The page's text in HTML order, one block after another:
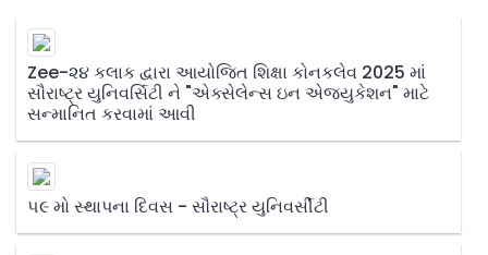
Zee-૨૪ કલાક દ્વારા આયોજિત શિક્ષા કોનકલેવ 2025 માં
સૌરાષ્ટ્ર યુનિવર્સિટી ને "એક્સેલેન્સ ઇન એજ્યુકેશન" માટે
સન્માનિત કરવામાં આવી
૫૯ મો સ્થાપના દિવસ - સૌરાષ્ટ્ર યુનિવર્સીટી